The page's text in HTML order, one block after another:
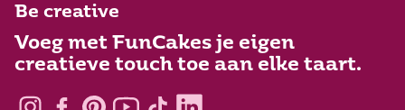
Be creative
Voeg met FunCakes je eigen
creatieve touch toe aan elke taart.